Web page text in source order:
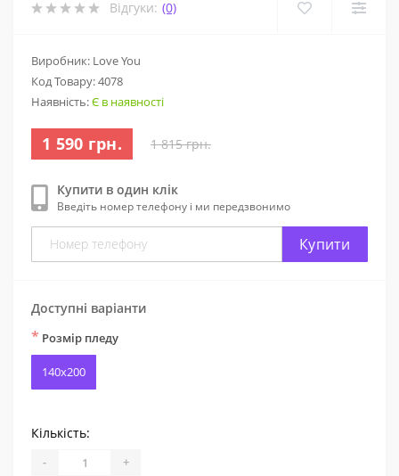
Відгуки: (0)
Виробник: Love You
Код Товару:4078
Наявність:Є в наявності
1 590 грн. 1 815 грн.
Купити в один клік
Введіть номер телефону і ми передзвонимо
Купити
Доступні варіанти
* Розмір пледу
140x200
Кількість:
- +